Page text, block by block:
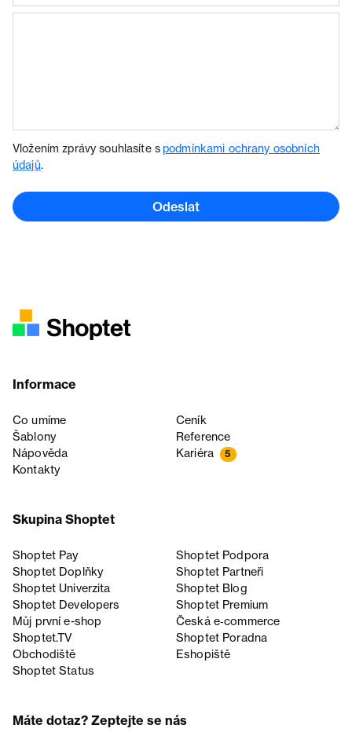
Vložením zprávy souhlasíte spodmínkami ochrany osobních
údajů.
Odeslat
Informace
Co umíme
Ceník
Šablony
Reference
Nápověda
Kariéra 5
Kontakty
Skupina Shoptet
Shoptet Pay
Shoptet Podpora
Shoptet Doplňky
Shoptet Partneři
Shoptet Univerzita
Shoptet Blog
Shoptet Developers
Shoptet Premium
Můj první e-shop
Česká e‑commerce
Shoptet.TV
Shoptet Poradna
Obchodiště
Eshopiště
Shoptet Status
Máte dotaz? Zeptejte se nás